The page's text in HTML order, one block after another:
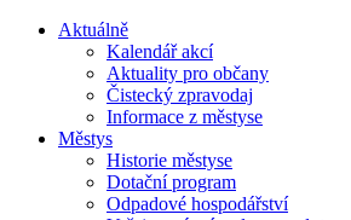
Aktuálně
Kalendář akcí
Aktuality pro občany
Čistecký zpravodaj
Informace z městyse
Městys
Historie městyse
Dotační program
Odpadové hospodářství